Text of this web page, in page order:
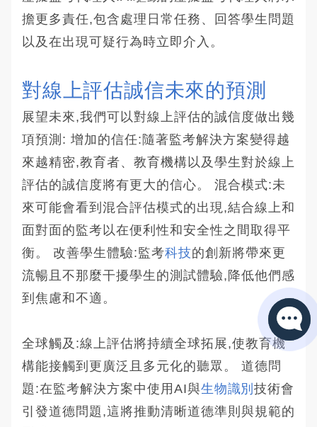
擔更多責任,包含處理日常任務、回答學生問題
以及在出現可疑行為時立即介入。
對線上評估誠信未來的預測
展望未來,我們可以對線上評估的誠信度做出幾
項預測: 增加的信任:隨著監考解決方案變得越
來越精密,教育者、教育機構以及學生對於線上
評估的誠信度將有更大的信心。 混合模式:未
來可能會看到混合評估模式的出現,結合線上和
面對面的監考以在便利性和安全性之間取得平
衡。 改善學生體驗:監考科技的創新將帶來更
流暢且不那麼干擾學生的測試體驗,降低他們感
到焦慮和不適。
全球觸及:線上評估將持續全球拓展,使教育機
構能接觸到更廣泛且多元化的聽眾。 道德問
題:在監考解決方案中使用AI與生物識別技術會
引發道德問題,這將推動清晰道德準則與規範的